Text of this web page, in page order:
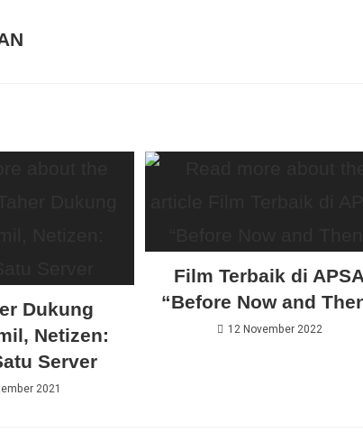
Dukung
Netizen:
Server
2021
Film Terbaik di
“Before Now and
12 November 2022